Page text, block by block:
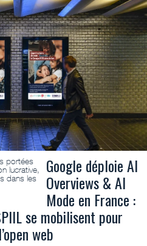
portées
lucrative,
dans les
Google déploie AI
Overviews & AI
Mode en France :
se mobilisent pour
web